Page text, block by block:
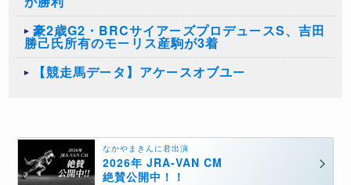
豪2歳G2・BRCサイアーズプロデュースS、吉田
勝己氏所有のモーリス産駒が3着
【競走馬データ】アケースオブユー
なかやまきんに君出演
2026年 JRA-VAN CM
絶賛公開中！！